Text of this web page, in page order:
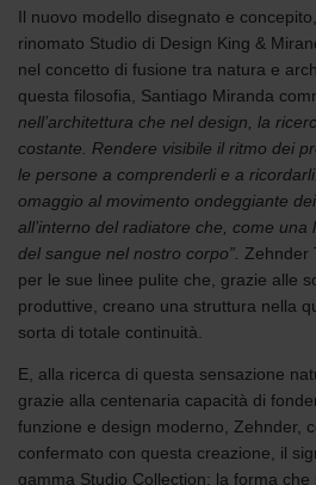
Zehnder Group Czech Republic
osobních údajů
Zehnder Group France: Protection
Zehnder Group Ibérica SAU:
Zehnder Group Italia S.r.l.: Privacy
Zehnder Group İç Mekan
Limitet Şirketi: Web Sitesi Çerezleri
Zehnder Group Nederland bv:
Zehnder Group Sales International:
Zehnder Group Schweiz AG:
Zehnder Polska Sp. z o.o.:
danych Zehnder
Zehnder Group UK Limited: Privacy
Il nuovo modello disegnato e
rinomato Studio di Design King &
nel concetto di fusione tra natura e
questa filosofia, Santiago Miranda
nell’architettura che nel design, la
costante. Rendere visibile il ritmo dei
le persone a comprenderli e a
omaggio al movimento ondeggiante
all’interno del radiatore che, come
del sangue nel nostro corpo”. Zehnder
per le sue linee pulite che, grazie alle
produttive, creano una struttura nella
sorta di totale continuità.
E, alla ricerca di questa sensazione
grazie alla centenaria capacità di
funzione e design moderno, Zehnder,
confermato con questa creazione, il
gamma Studio Collection: la forma